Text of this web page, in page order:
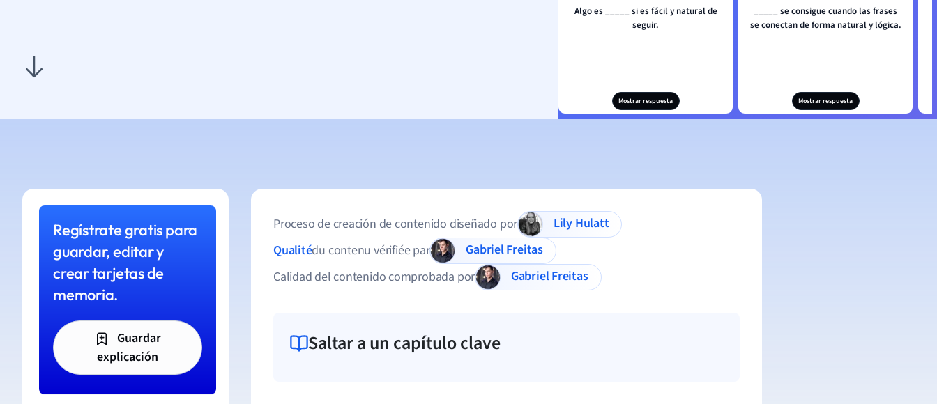
Algo es _____ si es fácil y natural de
seguir.
Mostrar respuesta
_____ se consigue cuando las frases
se conectan de forma natural y lógica.
Mostrar respuesta
Regístrate gratis para
guardar, editar y
crear tarjetas de
memoria.
Guardar
explicación
Proceso de creación de contenido diseñado por
Lily Hulatt
Qualitédu contenu vérifiée par
Gabriel Freitas
Calidad del contenido comprobada por
Gabriel Freitas
Saltar a un capítulo clave